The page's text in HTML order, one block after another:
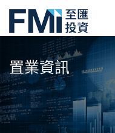
main
content
置業資訊